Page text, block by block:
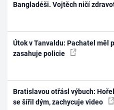
Bangladéši. Vojtěch ničí
Útok v Tanvaldu: Pachatel měl
zasahuje policie
Bratislavou otřásl výbuch:
se šířil dým, zachycuje video